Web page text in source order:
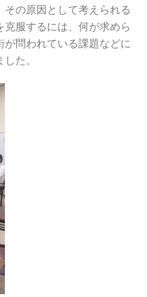
の原因として考えられる
服するには、何が求めら
問われている課題などに
た。